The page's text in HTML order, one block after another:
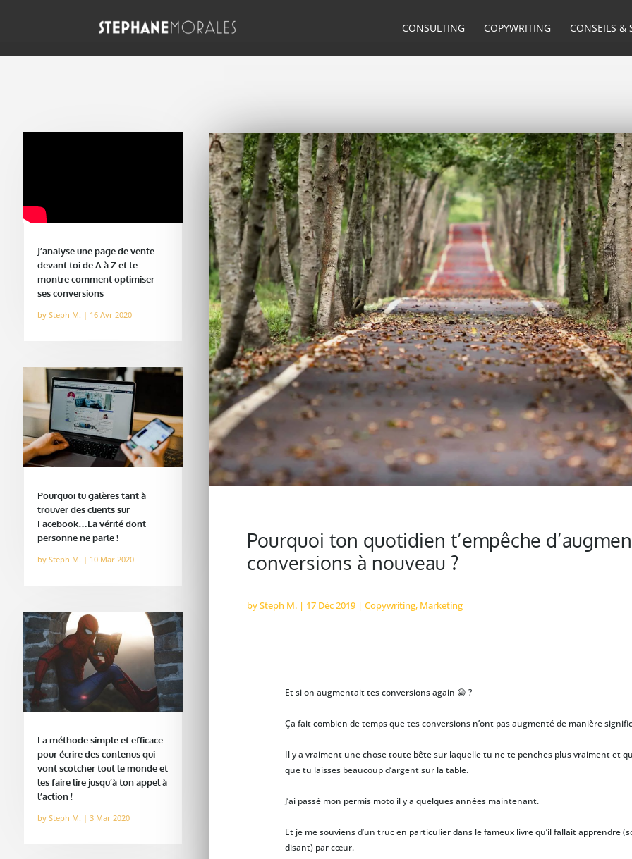
CONSULTING COPYWRITING CONSEILS &
J’analyse une page de vente
devant toi de A à Z et te
montre comment optimiser
ses conversions
by Steph M. | 16 Avr 2020
Pourquoi tu galères tant à
trouver des clients sur
Facebook…La vérité dont
personne ne parle !
by Steph M. | 10 Mar 2020
La méthode simple et efficace
pour écrire des contenus qui
vont scotcher tout le monde et
les faire lire jusqu’à ton appel à
l’action !
by Steph M. | 3 Mar 2020
Pourquoi ton quotidien t’empêche
conversions à nouveau ?
bySteph M. | 17 Déc 2019 |Copywriting, Marketing
Et si on augmentait tes conversions again 😁 ?
Ça fait combien de temps que tes conversions n’ont pas augmenté de manière
Il y a vraiment une chose toute bête sur laquelle tu ne te penches plus vraiment et
que tu laisses beaucoup d’argent sur la table.
J’ai passé mon permis moto il y a quelques années maintenant.
Et je me souviens d’un truc en particulier dans le fameux livre qu’il fallait apprendre
disant) par cœur.